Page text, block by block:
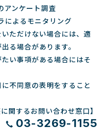
アンケート調査
によるモニタリング
ただけない場合には、適
る場合があります。
い事項がある場合にはそ
不同意の表明をすること
関するお問い合わせ窓口】
03-3269-1155